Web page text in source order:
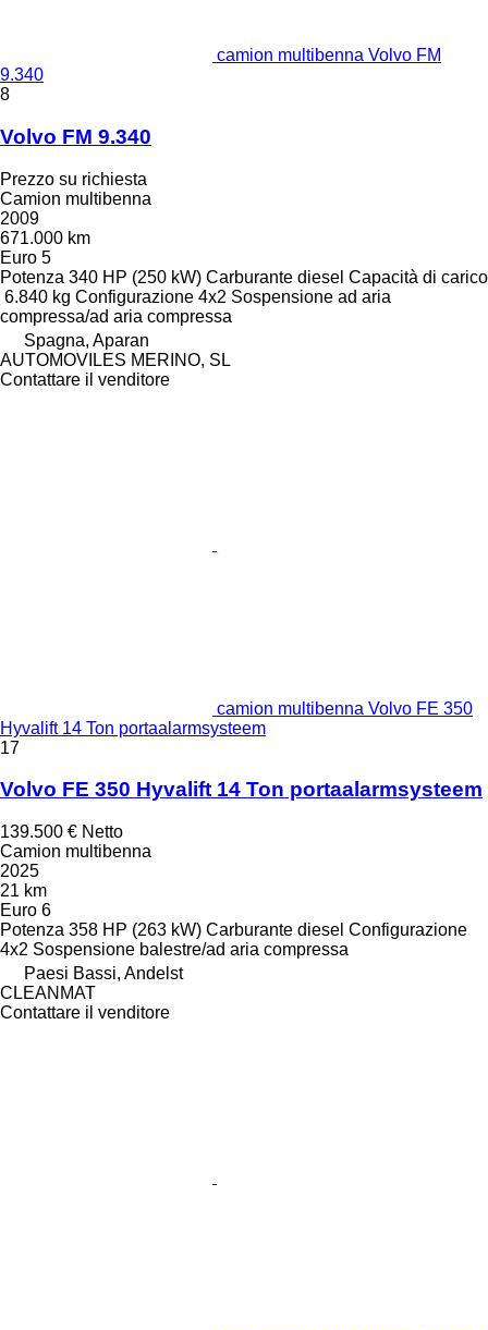
camion multibenna Volvo FM
9.340
8
Volvo FM 9.340
Prezzo su richiesta
Camion multibenna
2009
671.000 km
Euro 5
Potenza 340 HP (250 kW) Carburante diesel Capacità di carico
6.840 kg Configurazione 4x2 Sospensione ad aria
compressa/ad aria compressa
Spagna, Aparan
AUTOMOVILES MERINO, SL
Contattare il venditore
camion multibenna Volvo FE 350
Hyvalift 14 Ton portaalarmsysteem
17
Volvo FE 350 Hyvalift 14 Ton portaalarmsysteem
139.500 € Netto
Camion multibenna
2025
21 km
Euro 6
Potenza 358 HP (263 kW) Carburante diesel Configurazione
4x2 Sospensione balestre/ad aria compressa
Paesi Bassi, Andelst
CLEANMAT
Contattare il venditore